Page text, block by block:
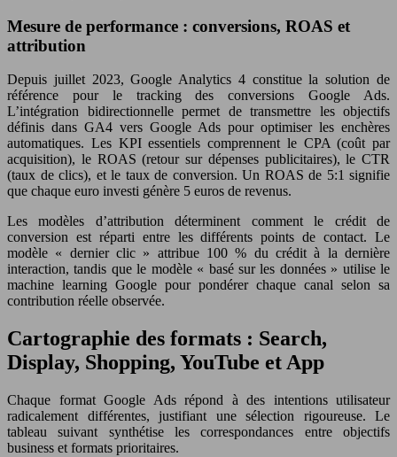
Mesure de performance : conversions, ROAS et
attribution
Depuis juillet 2023, Google Analytics 4 constitue la solution de
référence pour le tracking des conversions Google Ads.
L’intégration bidirectionnelle permet de transmettre les objectifs
définis dans GA4 vers Google Ads pour optimiser les enchères
automatiques. Les KPI essentiels comprennent le CPA (coût par
acquisition), le ROAS (retour sur dépenses publicitaires), le CTR
(taux de clics), et le taux de conversion. Un ROAS de 5:1 signifie
que chaque euro investi génère 5 euros de revenus.
Les modèles d’attribution déterminent comment le crédit de
conversion est réparti entre les différents points de contact. Le
modèle « dernier clic » attribue 100 % du crédit à la dernière
interaction, tandis que le modèle « basé sur les données » utilise le
machine learning Google pour pondérer chaque canal selon sa
contribution réelle observée.
Cartographie des formats : Search,
Display, Shopping, YouTube et App
Chaque format Google Ads répond à des intentions utilisateur
radicalement différentes, justifiant une sélection rigoureuse. Le
tableau suivant synthétise les correspondances entre objectifs
business et formats prioritaires.